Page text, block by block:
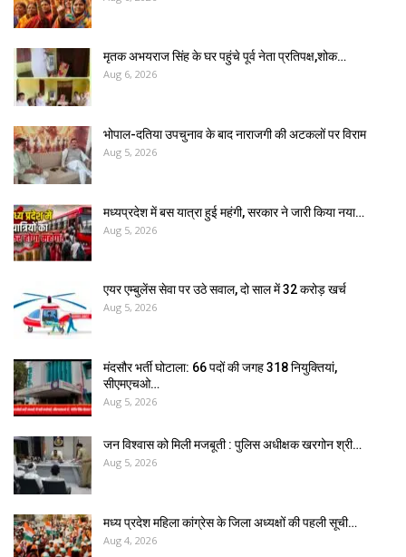
मृतक अभयराज सिंह के घर पहुंचे पूर्व नेता प्रतिपक्ष,शोक…
Aug 6, 2026
भोपाल-दतिया उपचुनाव के बाद नाराजगी की अटकलों पर विराम
Aug 5, 2026
मध्यप्रदेश में बस यात्रा हुई महंगी, सरकार ने जारी किया नया…
Aug 5, 2026
एयर एम्बुलेंस सेवा पर उठे सवाल, दो साल में ₹32 करोड़ खर्च
Aug 5, 2026
मंदसौर भर्ती घोटाला: 66 पदों की जगह 318 नियुक्तियां,
सीएमएचओ…
Aug 5, 2026
जन विश्वास को मिली मजबूती : पुलिस अधीक्षक खरगोन श्री…
Aug 5, 2026
मध्य प्रदेश महिला कांग्रेस के जिला अध्यक्षों की पहली सूची…
Aug 4, 2026